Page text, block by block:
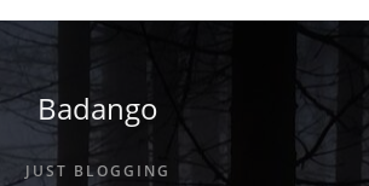
Badango
JUST BLOGGING